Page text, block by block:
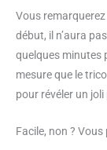
Vous remarquerez
début, il n’aura
quelques minutes
mesure que le
pour révéler un
Facile, non ?